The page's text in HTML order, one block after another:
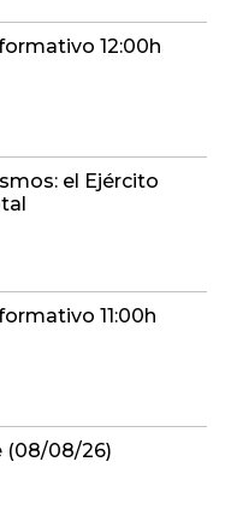
12:00h
el Ejército
11:00h
(08/08/26)